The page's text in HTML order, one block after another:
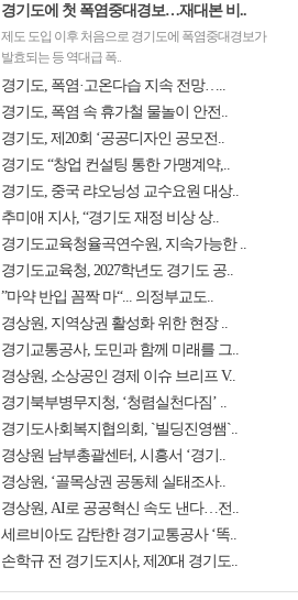
경기도에 첫 폭염중대경보…재대본 비..
제도 도입 이후 처음으로 경기도에 폭염중대경보가
발효되는 등 역대급 폭..
경기도, 폭염·고온다습 지속 전망…..
경기도, 폭염 속 휴가철 물놀이 안전..
경기도, 제20회 ‘공공디자인 공모전..
경기도 “창업 컨설팅 통한 가맹계약,..
경기도, 중국 랴오닝성 교수요원 대상..
추미애 지사, “경기도 재정 비상 상..
경기도교육청율곡연수원, 지속가능한 ..
경기도교육청, 2027학년도 경기도 공..
”마약 반입 꼼짝 마“... 의정부교도..
경상원, 지역상권 활성화 위한 현장 ..
경기교통공사, 도민과 함께 미래를 그..
경상원, 소상공인 경제 이슈 브리프 V..
경기북부병무지청, ‘청렴실천다짐’ ..
경기도사회복지협의회, `빌딩진영쌤`..
경상원 남부총괄센터, 시흥서 ‘경기..
경상원, ‘골목상권 공동체 실태조사..
경상원, AI로 공공혁신 속도 낸다…전..
세르비아도 감탄한 경기교통공사 ‘똑..
손학규 전 경기도지사, 제20대 경기도..